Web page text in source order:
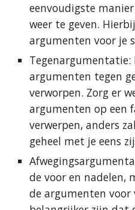
eenvoudigste
weer te geven.
argumenten voor je
Tegenargumentatie:
argumenten tegen
verworpen. Zorg er
argumenten op een
verwerpen, anders
geheel met je eens
de voor en nadelen,
de argumenten voor